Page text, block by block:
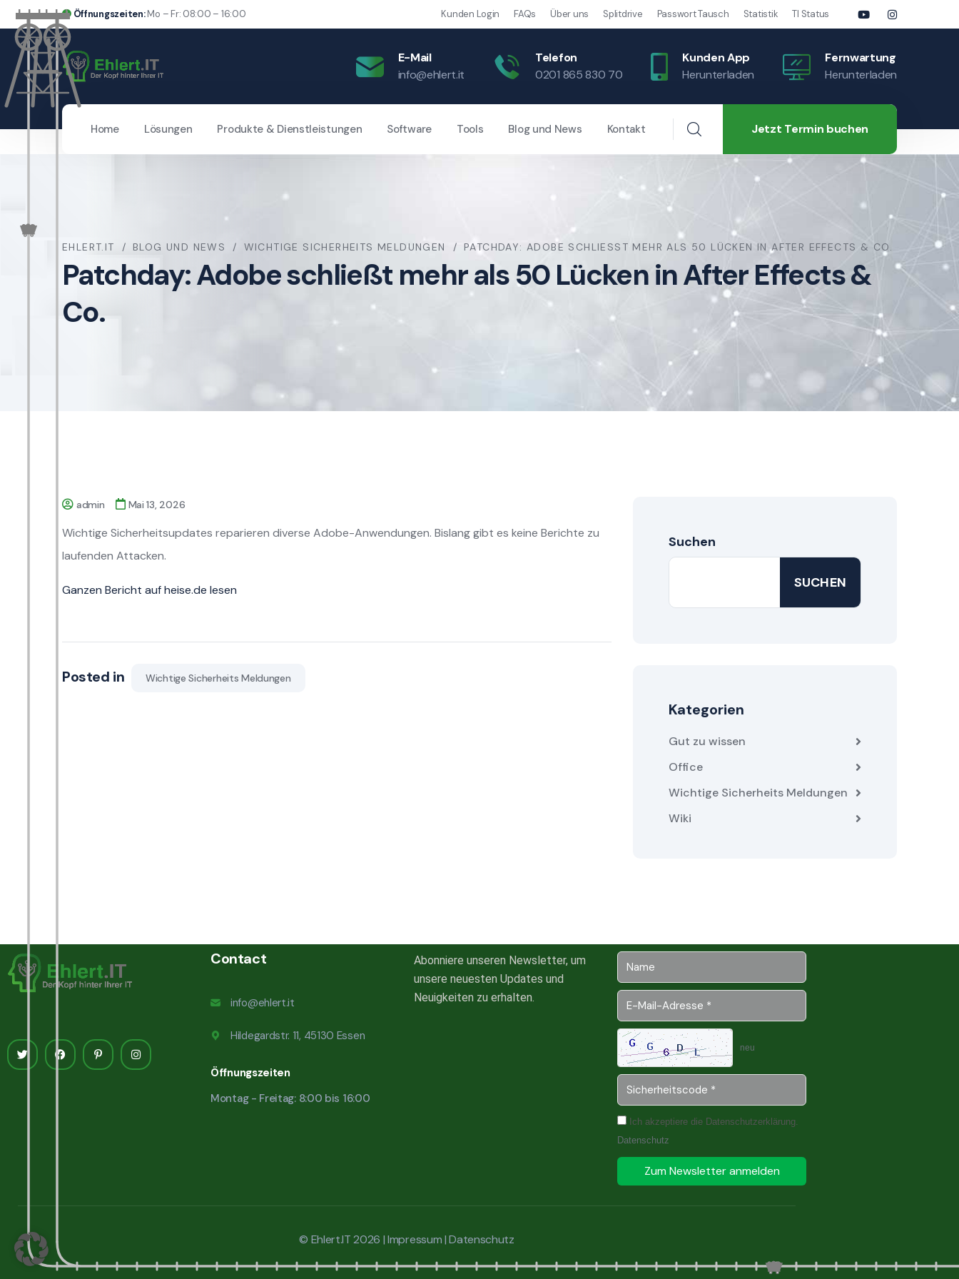
Öffnungszeiten:Mo – Fr: 08:00 – 16:00 Kunden Login FAQs Über uns Splitdrive Passwort Tausch Statistik TI Status
E-Mail
info@ehlert.it
Telefon
0201 865 830 70
Kunden App
Herunterladen
Fernwartung
Herunterladen
Home Lösungen Produkte & Dienstleistungen Software Tools Blog und News Kontakt Jetzt Termin buchen
EHLERT.IT BLOG UND NEWS WICHTIGE SICHERHEITS MELDUNGEN PATCHDAY: ADOBE SCHLIESST MEHR ALS 50 LÜCKEN IN AFTER EFFECTS & CO.
Patchday: Adobe schließt mehr als 50 Lücken in After Effects &
Co.
admin Mai 13, 2026
Wichtige Sicherheitsupdates reparieren diverse Adobe-Anwendungen. Bislang gibt es keine Berichte zu
laufenden Attacken.
Ganzen Bericht auf heise.de lesen
Posted in Wichtige Sicherheits Meldungen
Suchen
SUCHEN
Kategorien
Gut zu wissen
Office
Wichtige Sicherheits Meldungen
Wiki
Contact
info@ehlert.it
Hildegardstr. 11, 45130 Essen
Öffnungszeiten
Montag - Freitag: 8:00 bis 16:00
Abonniere unseren Newsletter, um
unsere neuesten Updates und
Neuigkeiten zu erhalten.
neu
Ich akzeptiere die Datenschutzerklärung.
Datenschutz
Zum Newsletter anmelden
© Ehlert.IT 2026 |Impressum|Datenschutz